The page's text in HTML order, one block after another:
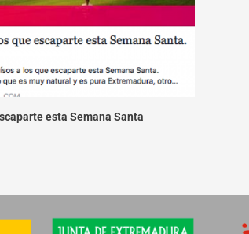
esta Semana Santa